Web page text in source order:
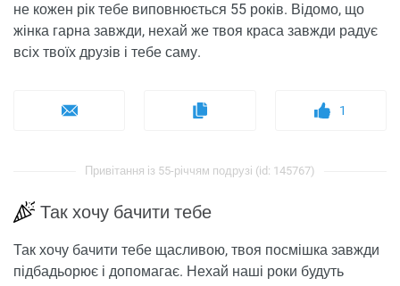
не кожен рік тебе виповнюється 55 років. Відомо, що
жінка гарна завжди, нехай же твоя краса завжди радує
всіх твоїх друзів і тебе саму.
1
Привітання із 55-річчям подрузі (id: 145767)
Так хочу бачити тебе
Так хочу бачити тебе щасливою, твоя посмішка завжди
підбадьорює і допомагає. Нехай наші роки будуть